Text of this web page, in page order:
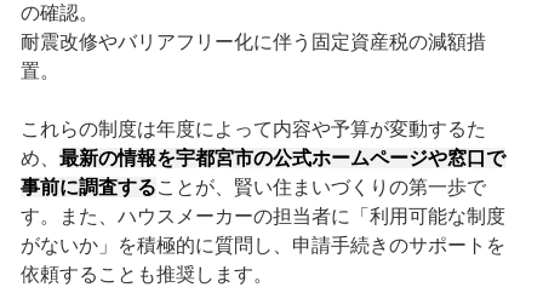
の確認。
耐震改修やバリアフリー化に伴う固定資産税の減額措
置。
これらの制度は年度によって内容や予算が変動するた
め、 最新の情報を宇都宮市の公式ホームページや窓口で
事前に調査することが、賢い住まいづくりの第一歩で
す。また、ハウスメーカーの担当者に「利用可能な制度
がないか」を積極的に質問し、申請手続きのサポートを
依頼することも推奨します。